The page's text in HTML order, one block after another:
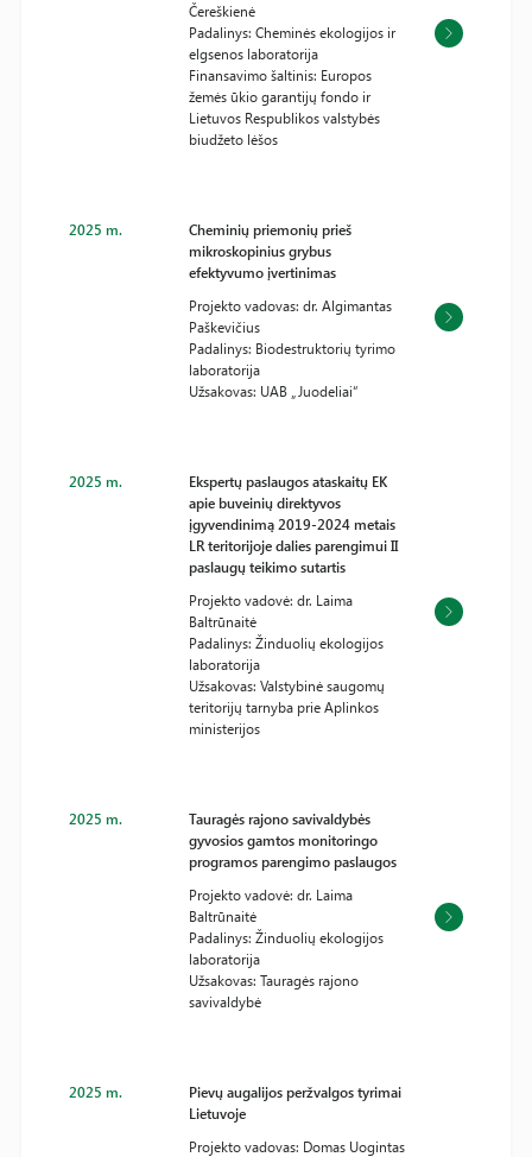
Čereškienė
Padalinys: Cheminės ekologijos ir
elgsenos laboratorija
Finansavimo šaltinis: Europos
žemės ūkio garantijų fondo ir
Lietuvos Respublikos valstybės
biudžeto lėšos
2025 m.
Cheminių priemonių prieš
mikroskopinius grybus
efektyvumo įvertinimas
Projekto vadovas: dr. Algimantas
Paškevičius
Padalinys: Biodestruktorių tyrimo
laboratorija
Užsakovas: UAB „Juodeliai“
2025 m.
Ekspertų paslaugos ataskaitų EK
apie buveinių direktyvos
įgyvendinimą 2019-2024 metais
LR teritorijoje dalies parengimui II
paslaugų teikimo sutartis
Projekto vadovė: dr. Laima
Baltrūnaitė
Padalinys: Žinduolių ekologijos
laboratorija
Užsakovas: Valstybinė saugomų
teritorijų tarnyba prie Aplinkos
ministerijos
2025 m.
Tauragės rajono savivaldybės
gyvosios gamtos monitoringo
programos parengimo paslaugos
Projekto vadovė: dr. Laima
Baltrūnaitė
Padalinys: Žinduolių ekologijos
laboratorija
Užsakovas: Tauragės rajono
savivaldybė
2025 m.
Pievų augalijos peržvalgos tyrimai
Lietuvoje
Projekto vadovas: Domas Uogintas